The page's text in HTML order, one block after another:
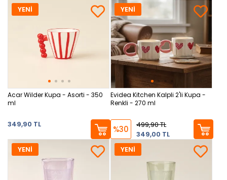
Acar Wilder Kupa - Asorti - 350
ml
349,90 TL
YENİ
Evidea Kitchen Kalpli 2'li Kupa -
Renkli - 270 ml
%30
499,90 TL
349,00 TL
YENİ
YENİ YENİ